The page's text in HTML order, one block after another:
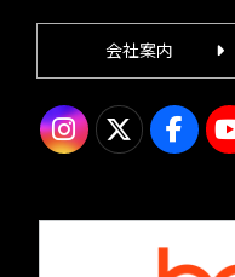
会社案内